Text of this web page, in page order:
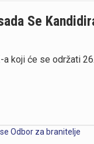
Se
koji će se održati